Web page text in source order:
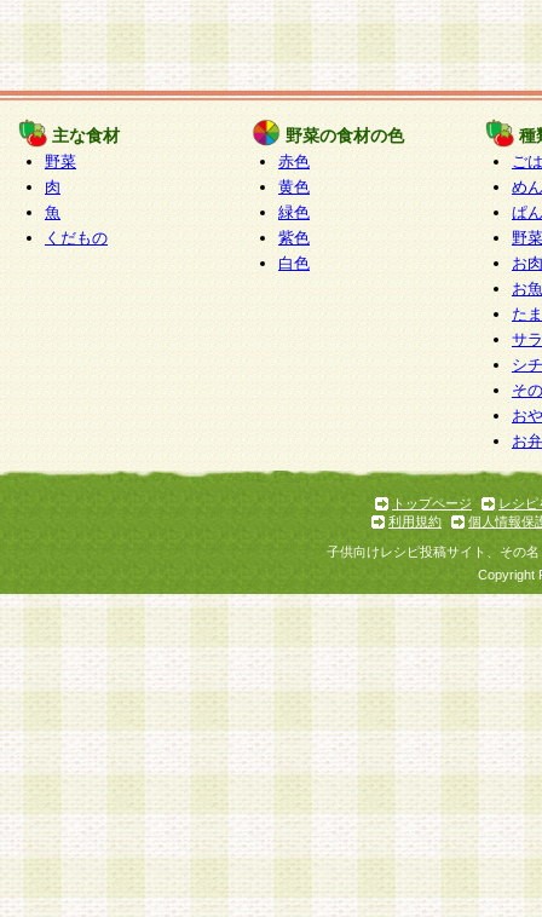
主な食材
野菜
肉
魚
くだもの
野菜の食材の色
赤色
黄色
緑色
紫色
白色
種
ご
めん
ぱん
野
お
お
た
サ
シ
そ
お
お
トップページ
レシピ
利用規約
個人情報保
子供向けレシピ投稿サイト、その
Copyright